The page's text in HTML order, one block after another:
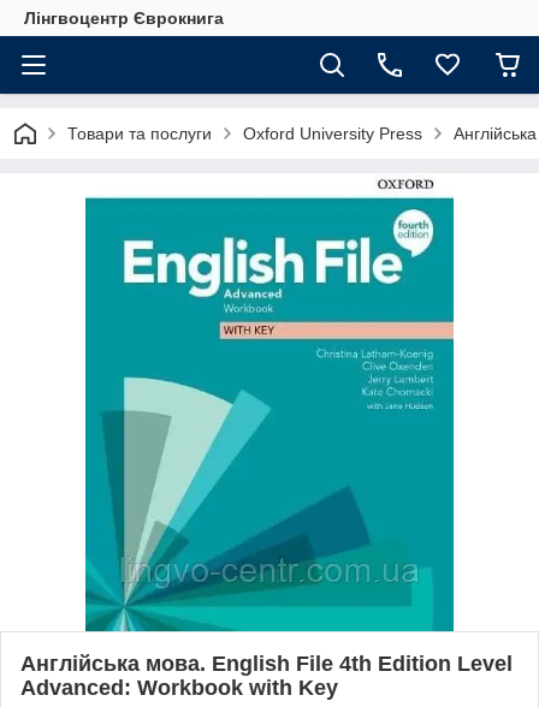
Лінгвоцентр Єврокнига
Товари та послуги Oxford University Press
Англійська мова. English File 4th Edition Level
Advanced: Workbook with Key